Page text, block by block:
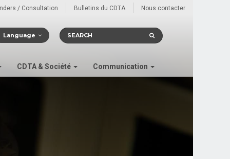
Nous contacter
Bulletins du CDTA
/ Consultation
Language
CDTA & Société Communication